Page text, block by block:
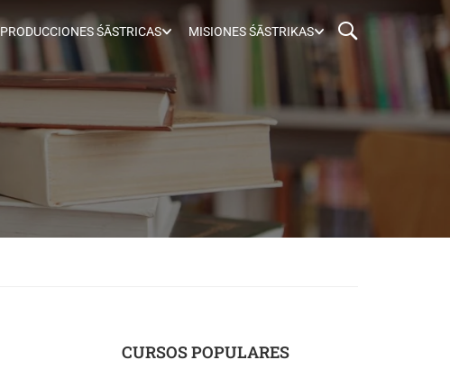
PRODUCCIONES ŚĀSTRICAS MISIONES ŚĀSTRIKAS
CURSOS POPULARES